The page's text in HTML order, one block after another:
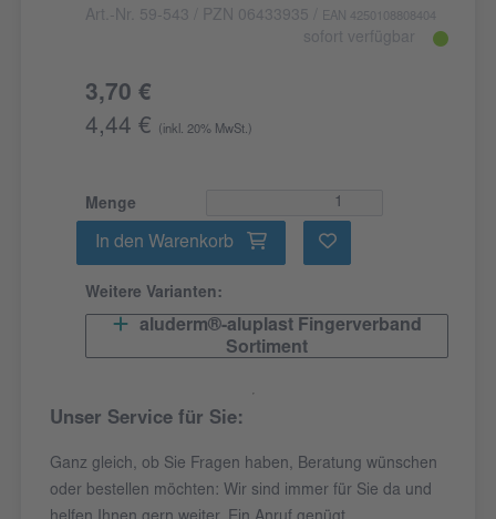
Art.-Nr. 59-543 / PZN 06433935 EAN 4250108808404
sofort verfügbar
3,70 €
4,44 €
(inkl. 20% MwSt.)
Menge
In den Warenkorb
Weitere Varianten:
aluderm®-aluplast Fingerverband
Sortiment
Unser Service für Sie:
Ganz gleich, ob Sie Fragen haben, Beratung wünschen
oder bestellen möchten: Wir sind immer für Sie da und